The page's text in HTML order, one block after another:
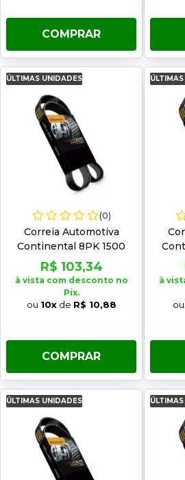
COMPRAR
ÚLTIMAS UNIDADES
(0)
Correia Automotiva
Continental 8PK 1500
R$ 103,34
à vista com desconto no
Pix.
ou 10xde R$ 10,88
COMPRAR
à
ou
ÚLTIMAS UNIDADES